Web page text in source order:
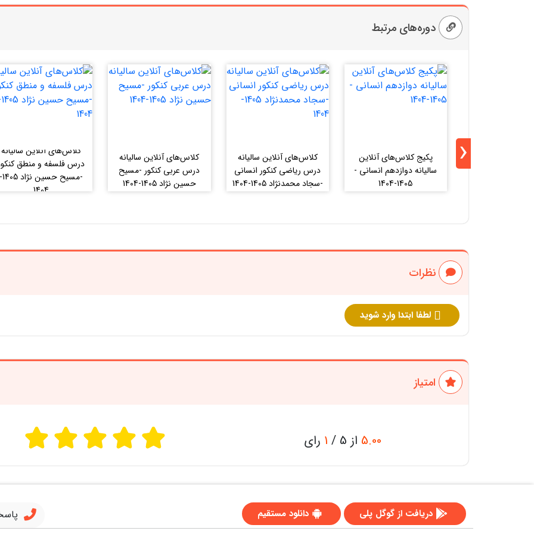
دوره‌های مرتبط
پکیج کلاس‌های آنلاین
سالیانه دوازدهم انسانی -
1405-1404
کلاس‌های آنلاین سالیانه
درس ریاضی کنکور انسانی
-سجاد محمدنژاد 1405-1404
کلاس‌های آنلاین سالیانه
درس عربی کنکور -مسیح
حسین نژاد 1405-1404
کلاس‌های آنلاین سالیانه
درس فلسفه و منطق
-مسیح حسین نژاد 1405-
1404
‹
نظرات
لطفا ابتدا وارد شوید
امتیاز
5.00 از 5 / 1 رای
دریافت از گوگل پلی دانلود مستقیم